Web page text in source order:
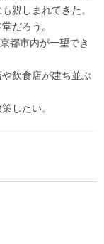
親しまれてきた。
だろう。
都市内が一望でき
飲食店が建ち並ぶ
したい。